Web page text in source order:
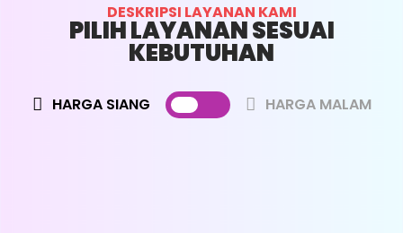
DESKRIPSI LAYANAN KAMI
PILIH LAYANAN SESUAI
KEBUTUHAN
HARGA SIANG HARGA MALAM